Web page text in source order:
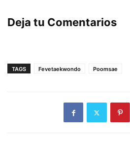
Deja tu Comentarios
TAGS Fevetaekwondo Poomsae